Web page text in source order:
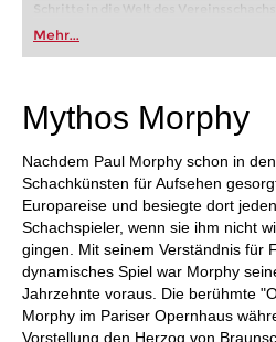
Schritte in die Welt des Vereinsschachs
oder bereits auf Turnierniveau spielen:
FRITZ trainieren Sie effizienter,
individueller als je zuvor.
Mehr...
Mythos Morphy
Nachdem Paul Morphy schon in
Schachkünsten für Aufsehen
Europareise und besiegte dort
Schachspieler, wenn sie ihm nicht
gingen. Mit seinem Verständnis für
dynamisches Spiel war Morphy
Jahrzehnte voraus. Die berühmte
Morphy im Pariser Opernhaus
Vorstellung den Herzog von